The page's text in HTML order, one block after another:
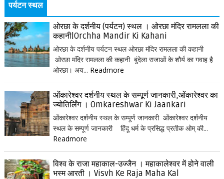
पर्यटन स्थल
ओरछा के दर्शनीय (पर्यटन) स्थल । ओरछा मंदिर रामलला की
कहानी|Orchha Mandir Ki Kahani
ओरछा के दर्शनीय पर्यटन स्थल ओरछा मंदिर रामलला की कहानी
ओरछा मंदिर रामलला की कहानी बुंदेला राजाओं के शौर्य का गवाह है
ओरछा। अय... Readmore
ओंकारेश्वर दर्शनीय स्थल के सम्पूर्ण जानकारी,ओंकारेश्वर का
ज्योतिर्लिंग । Omkareshwar Ki Jaankari
ओंकारेश्वर दर्शनीय स्थल के सम्पूर्ण जानकारी ओंकारेश्वर दर्शनीय
स्थल के सम्पूर्ण जानकारी हिंदू धर्म के प्रसिद्ध प्रतीक ओम् की...
Readmore
विश्व के राजा महाकाल-उज्जैन । महाकालेश्वर में होने वाली
भस्म आरती । Visvh Ke Raja Maha Kal